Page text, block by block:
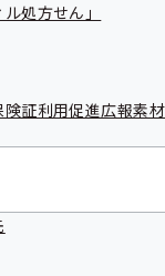
処方せん」
険証利用促進広報素材
歯ぎしり」
ご存知です
口の健康管